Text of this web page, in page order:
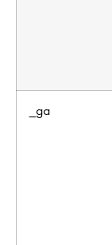
_ga